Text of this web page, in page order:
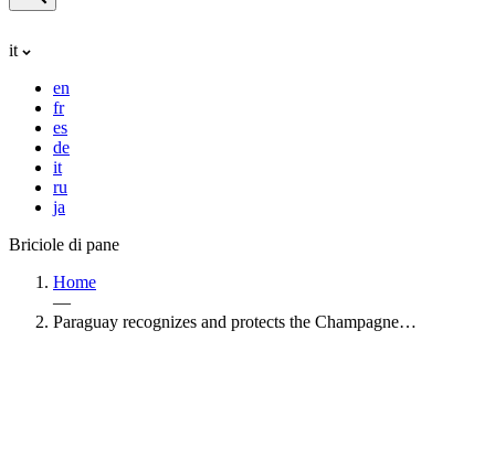
it
en
fr
es
de
it
ru
ja
Briciole di pane
Home
—
Paraguay recognizes and protects the Champagne…